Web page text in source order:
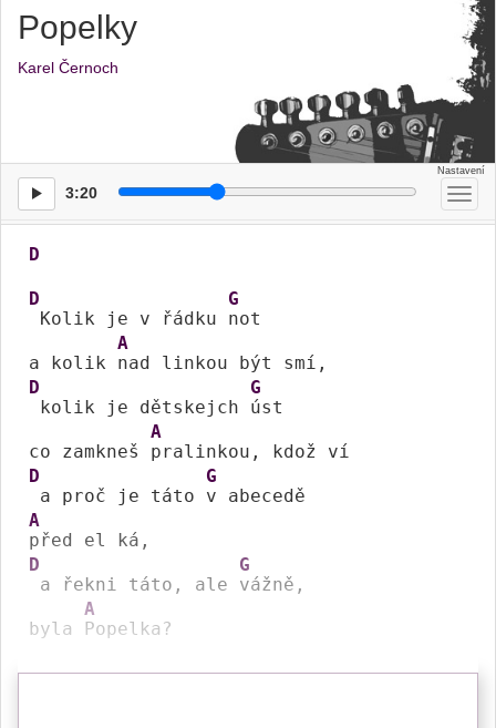
Popelky
Karel Černoch
3:20
D
D
Kolik je v řádku
G
not
a kolik
A
D
kolik je dětskejch
G
úst
co zamkneš
A
D
a proč je táto
G
A
D
a řekni táto, ale
G
vážně,
byla
A
Popelka?